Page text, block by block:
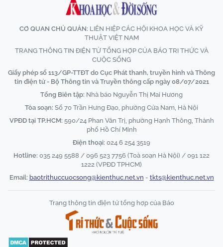
CƠ QUAN CHỦ QUẢN: LIÊN HIỆP CÁC HỘI KHOA HỌC VÀ KỸ
THUẬT VIỆT NAM
TRANG THÔNG TIN ĐIỆN TỬ TỔNG HỢP CỦA BÁO TRI THỨC VÀ
CUỘC SỐNG
Giấy phép số 113/GP-TTĐT do Cục Phát thanh, truyền hình và Thông
tin điện tử - Bộ Thông tin và Truyền thông cấp ngày 08/07/2021
Tổng Biên tập: Nhà báo Nguyễn Thị Mai Hương
Tòa soạn: Số 70 Trần Hưng Đạo, phường Cửa Nam, Hà Nội
VPĐD tại TP.HCM: 590/24 Phan Văn Trị, phường Hạnh Thông, Thành
phố Hồ Chí Minh
Điện thoại: 024 6 254 3519
Hotline: 035 249 5588 / 096 523 7756 (Toà soạn Hà Nội) / 091 122
1222 (VPĐD TPHCM)
Email: baotrithuccuocsong@kienthuc.net.vn - tkts@kienthuc.net.vn
Trang thông tin điện tử tổng hợp của Báo